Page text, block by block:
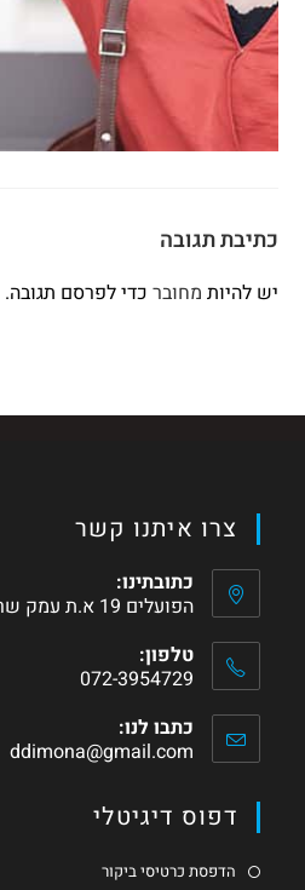
כתיבת תגובה
יש להיות מחובר כדי לפרסם תגובה.
צרו איתנו קשר
כתובתינו:
הפועלים 19 א.ת עמק שרה, באר-שבע
טלפון:
072-3954729
כתבו לנו:
ddimona@gmail.com
דפוס דיגיטלי
הדפסת כרטיסי ביקור